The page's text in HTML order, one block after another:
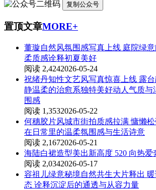
复制公众号
置顶文章MORE+
董璇自然风氛围感写真上线 庭院绿
柔质感诠释初夏美好
阅读 2,4242026-05-24
祝绪丹知性文艺风写真惊喜上线 露
静温柔的治愈系独特美好动人气质与
围感
阅读 1,3532026-05-22
何穗胶片风城市街拍质感拉满 慵懒
在日常里的温柔氛围感与生活诗意
阅读 2,1672026-05-21
海陆白裙造型美出新高度 520 向热
阅读 2,0342026-05-17
容祖儿绿意秘境自然共生大片释出
态 诠释沉淀后的通透与从容力量